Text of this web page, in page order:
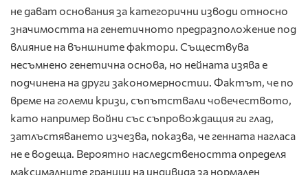
не дават основания за категорични изводи относно
значимостта на генетичното предразположение под
влияние на външните фактори. Съществува
несъмнено генетична основа, но нейната изява е
подчинена на други закономерностии. Фактът, че по
време на големи кризи, съпътствали човечеството,
като например войни със съпровождащия ги глад,
затлъстяването изчезва, показва, че генната нагласа
не е водеща. Вероятно наследствеността определя
максималните граници на индивида за нормален